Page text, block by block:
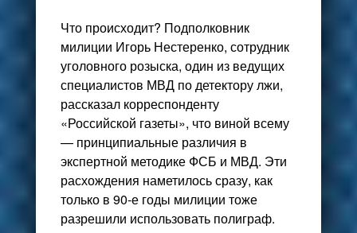
Что происходит? Подполковник
милиции Игорь Нестеренко, сотрудник
уголовного розыска, один из ведущих
специалистов МВД по детектору лжи,
рассказал корреспонденту
«Российской газеты», что виной всему
— принципиальные различия в
экспертной методике ФСБ и МВД. Эти
расхождения наметилось сразу, как
только в 90-е годы милиции тоже
разрешили использовать полиграф.